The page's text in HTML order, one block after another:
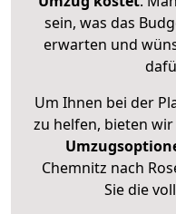
sein, was das
erwarten und
Um Ihnen bei der
zu helfen, bieten
Chemnitz nach
Sie die